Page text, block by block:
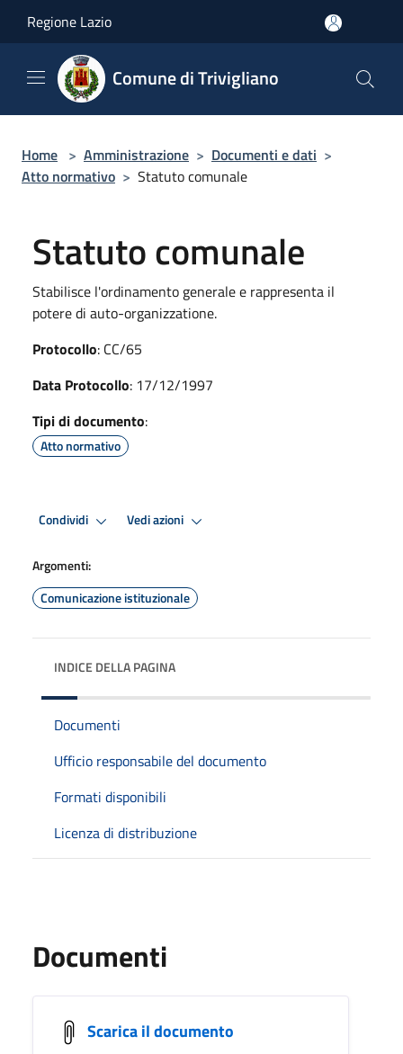
Regione Lazio
Comune di Trivigliano
Home > Amministrazione > Documenti e dati >
Atto normativo > Statuto comunale
Statuto comunale
Stabilisce l'ordinamento generale e rappresenta il
potere di auto-organizzatione.
Protocollo: CC/65
Data Protocollo: 17/12/1997
Tipi di documento:
Atto normativo
Condividi Vedi azioni
Argomenti:
Comunicazione istituzionale
INDICE DELLA PAGINA
Documenti
Ufficio responsabile del documento
Formati disponibili
Licenza di distribuzione
Documenti
Scarica il documento